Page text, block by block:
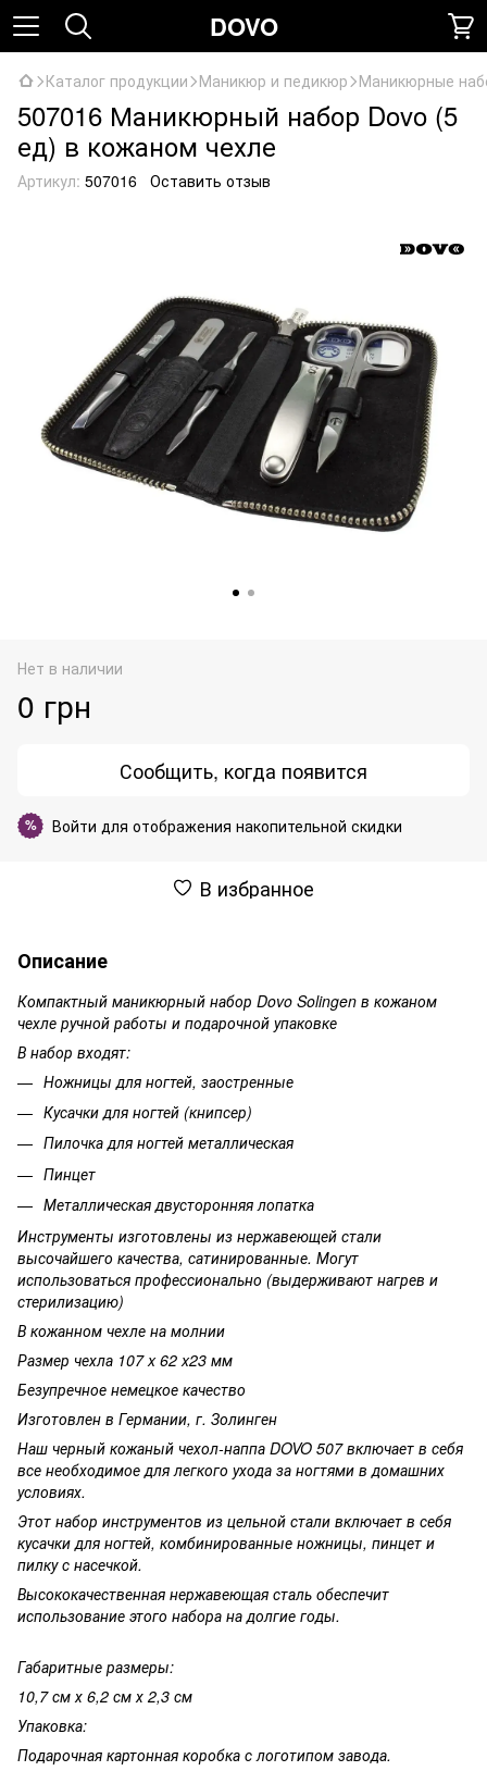
DOVO
Каталог продукции Маникюр и педикюр Маникюрные
507016 Маникюрный набор Dovo (5
ед) в кожаном чехле
Артикул: 507016 Оставить отзыв
Нет в наличии
0 грн
Сообщить, когда появится
% Войти для отображения накопительной скидки
В избранное
Описание
Компактный маникюрный набор Dovo Solingen в кожаном
чехле ручной работы и подарочной упаковке
В набор входят:
Ножницы для ногтей, заостренные
Кусачки для ногтей (книпсер)
Пилочка для ногтей металлическая
Пинцет
Металлическая двусторонняя лопатка
Инструменты изготовлены из нержавеющей стали
высочайшего качества, сатинированные. Могут
использоваться профессионально (выдерживают нагрев и
стерилизацию)
В кожанном чехле на молнии
Размер чехла 107 x 62 x23 мм
Безупречное немецкое качество
Изготовлен в Германии, г. Золинген
Наш черный кожаный чехол-наппа DOVO 507 включает в себя
все необходимое для легкого ухода за ногтями в домашних
условиях.
Этот набор инструментов из цельной стали включает в себя
кусачки для ногтей, комбинированные ножницы, пинцет и
пилку с насечкой.
Высококачественная нержавеющая сталь обеспечит
использование этого набора на долгие годы.
Габаритные размеры:
10,7 см х 6,2 см х 2,3 см
Упаковка:
Подарочная картонная коробка с логотипом завода.